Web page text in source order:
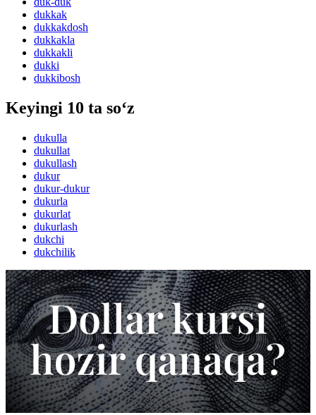
dukkak
dukkakdosh
dukkakla
dukkakli
dukki
dukkibosh
Keyingi 10 ta so‘z
dukulla
dukullat
dukullash
dukur
dukur-dukur
dukurla
dukurlat
dukurlash
dukchi
dukchilik